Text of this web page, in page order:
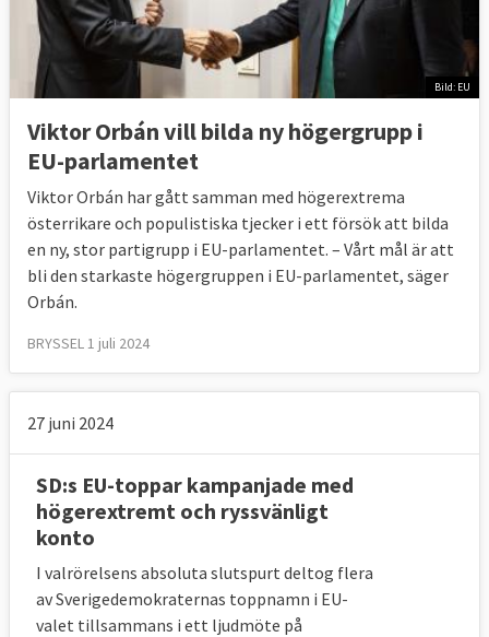
Bild: EU
Viktor Orbán vill bilda ny högergrupp i
EU-parlamentet
Viktor Orbán har gått samman med högerextrema
österrikare och populistiska tjecker i ett försök att bilda
en ny, stor partigrupp i EU-parlamentet. – Vårt mål är att
bli den starkaste högergruppen i EU-parlamentet, säger
Orbán.
BRYSSEL 1 juli 2024
27 juni 2024
SD:s EU-toppar kampanjade med
högerextremt och ryssvänligt
konto
I valrörelsens absoluta slutspurt deltog flera
av Sverigedemokraternas toppnamn i EU-
valet tillsammans i ett ljudmöte på